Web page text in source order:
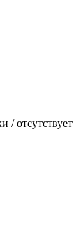
/ отсутствует